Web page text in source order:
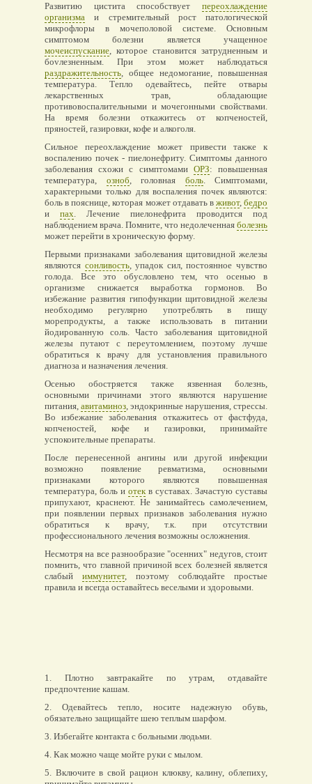
Развитию цистита способствует переохлаждение
организма и стремительный рост патологической
микрофлоры в мочеполовой системе. Основным
симптомом болезни является учащенное
мочеиспускание, которое становится затрудненным и
боvлезненным. При этом может наблюдаться
раздражительность, общее недомогание, повышенная
температура. Тепло одевайтесь, пейте отвары
лекарственных трав, обладающие
противовоспалительными и мочегонными свойствами.
На время болезни откажитесь от копченостей,
пряностей, газировки, кофе и алкоголя.
Сильное переохлаждение может привести также к
воспалению почек - пиелонефриту. Симптомы данного
заболевания схожи с симптомами ОРЗ: повышенная
температура, озноб, головная боль. Симптомами,
характерными только для воспаления почек являются:
боль в пояснице, которая может отдавать в живот, бедро
и пах. Лечение пиелонефрита проводится под
наблюдением врача. Помните, что недолеченная болезнь
может перейти в хроническую форму.
Первыми признаками заболевания щитовидной железы
являются сонливость, упадок сил, постоянное чувство
голода. Все это обусловлено тем, что осенью в
организме снижается выработка гормонов. Во
избежание развития гипофункции щитовидной железы
необходимо регулярно употреблять в пищу
морепродукты, а также использовать в питании
йодированную соль. Часто заболевания щитовидной
железы путают с переутомлением, поэтому лучше
обратиться к врачу для установления правильного
диагноза и назначения лечения.
Осенью обостряется также язвенная болезнь,
основными причинами этого являются нарушение
питания, авитаминоз, эндокринные нарушения, стрессы.
Во избежание заболевания откажитесь от фастфуда,
копченостей, кофе и газировки, принимайте
успокоительные препараты.
После перенесенной ангины или другой инфекции
возможно появление ревматизма, основными
признаками которого являются повышенная
температура, боль и отекв суставах. Зачастую суставы
припухают, краснеют. Не занимайтесь самолечением,
при появлении первых признаков заболевания нужно
обратиться к врачу, т.к. при отсутствии
профессионального лечения возможны осложнения.
Несмотря на все разнообразие "осенних" недугов, стоит
помнить, что главной причиной всех болезней является
слабый иммунитет, поэтому соблюдайте простые
правила и всегда оставайтесь веселыми и здоровыми.
1. Плотно завтракайте по утрам, отдавайте
предпочтение кашам.
2. Одевайтесь тепло, носите надежную обувь,
обязательно защищайте шею теплым шарфом.
3. Избегайте контакта с больными людьми.
4. Как можно чаще мойте руки с мылом.
5. Включите в свой рацион клюкву, калину, облепиху,